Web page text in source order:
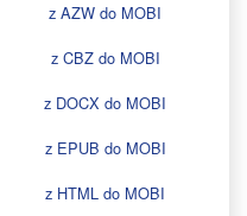
z AZW do MOBI
z CBZ do MOBI
z DOCX do MOBI
z EPUB do MOBI
z HTML do MOBI